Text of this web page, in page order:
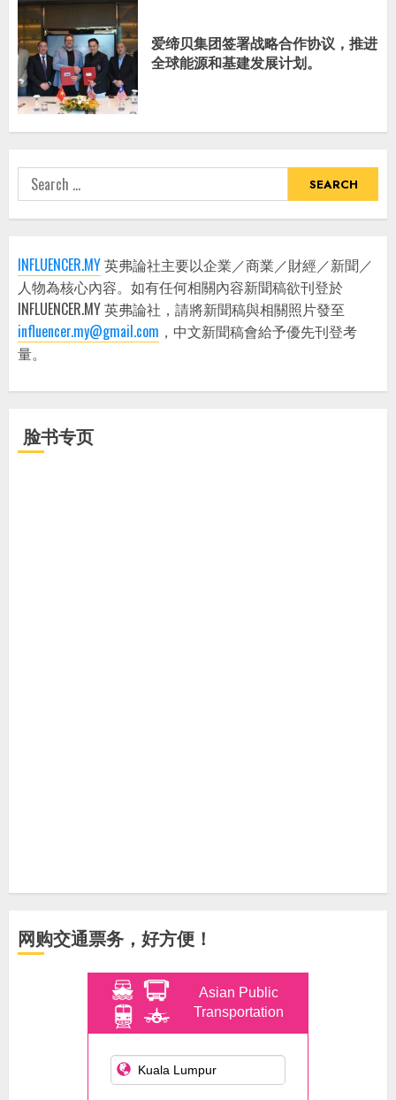
爱缔贝集团签署战略合作协议，推进
全球能源和基建发展计划。
Search
for:
INFLUENCER.MY英弗論社主要以企業／商業／財經／新聞／
人物為核心內容。如有任何相關內容新聞稿欲刊登於
INFLUENCER.MY 英弗論社，請將新聞稿與相關照片發至
influencer.my@gmail.com ，中文新聞稿會給予優先刊登考
量。
脸书专页
网购交通票务，好方便！
Asian Public
Transportation